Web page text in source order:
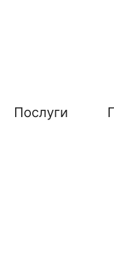
Послуги